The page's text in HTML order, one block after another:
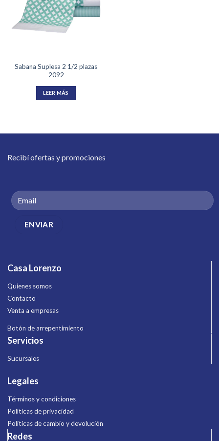
Sabana Suplesa 2 1/2 plazas
2092
LEER MÁS
Recibí ofertas y promociones
Casa Lorenzo
Quienes somos
Contacto
Venta a empresas
Botón de arrepentimiento
Servicios
Sucursales
Legales
Términos y condiciones
Políticas de privacidad
Políticas de cambio y devolución
Redes